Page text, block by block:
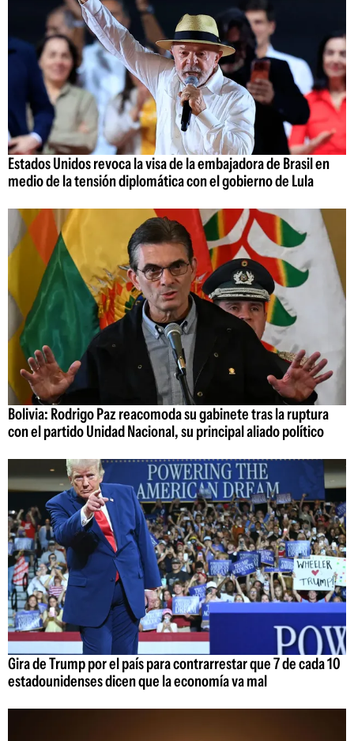
Estados Unidos revoca la visa de la embajadora de Brasil en
medio de la tensión diplomática con el gobierno de Lula
Bolivia: Rodrigo Paz reacomoda su gabinete tras la ruptura
con el partido Unidad Nacional, su principal aliado político
Gira de Trump por el país para contrarrestar que 7 de cada 10
estadounidenses dicen que la economía va mal